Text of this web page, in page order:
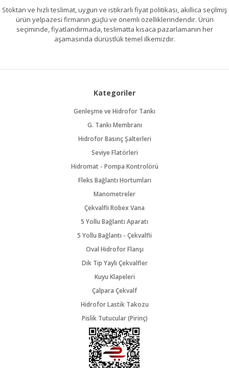
Stoktan ve hızlı teslimat, uygun ve istikrarlı fiyat politikası, akıllıca seçilmiş
ürün yelpazesi firmanın güçlü ve önemli özelliklerindendir. Ürün
seçiminde, fiyatlandırmada, teslimatta kısaca pazarlamanın her
aşamasında dürüstlük temel ilkemizdir.
Kategoriler
Genleşme ve Hidrofor Tankı
G. Tankı Membranı
Hidrofor Basınç Şalterleri
Seviye Flatörleri
Hidromat - Pompa Kontrolörü
Fleks Bağlantı Hortumları
Manometreler
Çekvalfli Robex Vana
5 Yollu Bağlantı Aparatı
5 Yollu Bağlantı - Çekvalfli
Oval Hidrofor Flanşı
Dik Tip Yaylı Çekvalfler
Kuyu Klapeleri
Çalpara Çekvalf
Hidrofor Lastik Takozu
Pislik Tutucular (Pirinç)